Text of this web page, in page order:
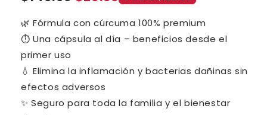
🌿 Fórmula con cúrcuma 100% premium
⏱️ Una cápsula al día – beneficios desde el
primer uso
💧 Elimina la inflamación y bacterias dañinas sin
efectos adversos
✨ Seguro para toda la familia y el bienestar